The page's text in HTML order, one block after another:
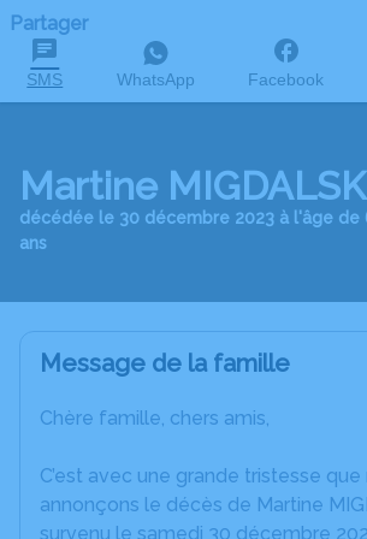
Partager
SMS WhatsApp Facebook
Martine
décédée le 30 décembre 2023 à l'âge de
ans
Message de la famille
Chère famille, chers amis,
C’est avec une grande tristesse que
annonçons le décès de Martine
survenu le samedi 30 décembre